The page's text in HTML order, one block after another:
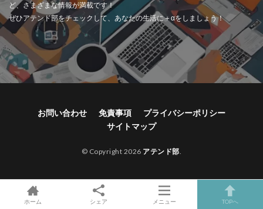
ど、さまざまな情報が満載です！
ぜひアテンド部をチェックして、あなたの生活に＋αをしましょう！
お問い合わせ 免責事項
プライバシーポリシー
サイトマップ
© Copyright 2026 アテンド部.
ホーム シェア メニュー TOPへ